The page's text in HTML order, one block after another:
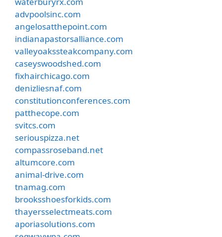
advpoolsinc.com
angelosatthepoint.com
indianapastorsalliance.com
valleyoakssteakcompany.com
caseyswoodshed.com
fixhairchicago.com
denizliesnaf.com
constitutionconferences.com
patthecope.com
svitcs.com
seriouspizza.net
compassroseband.net
altumcore.com
animal-drive.com
tnamag.com
brooksshoesforkids.com
thayersselectmeats.com
aporiasolutions.com